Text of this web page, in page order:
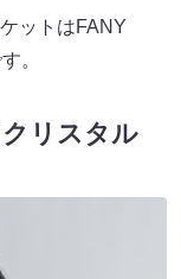
ットはFANY
。
クリスタル